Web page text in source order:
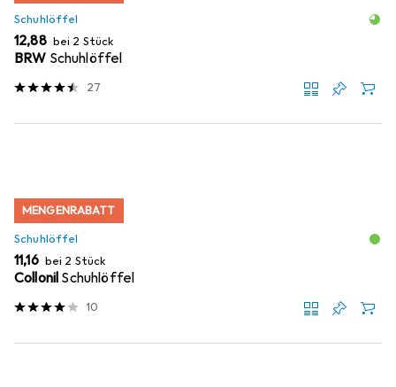
Schuhlöffel
EUR
12,88 bei 2 Stück
BRW Schuhlöffel
27
MENGENRABATT
Schuhlöffel
EUR
11,16 bei 2 Stück
Collonil Schuhlöffel
10